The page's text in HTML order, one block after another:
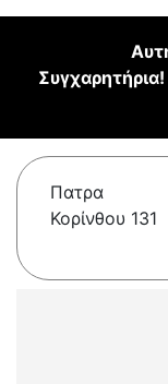
Συγχαρητήρια!
Πατρα
Κορίνθου 131